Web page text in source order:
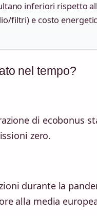
inferiori rispetto
filtri) e costo
nel tempo?
di ecobonus
zero.
durante la
alla media